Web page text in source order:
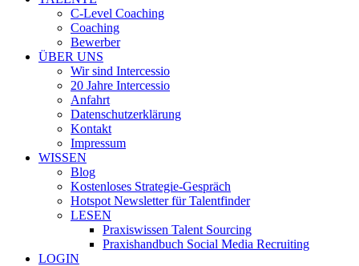
C-Level Coaching
Coaching
Bewerber
ÜBER UNS
Wir sind Intercessio
20 Jahre Intercessio
Anfahrt
Datenschutzerklärung
Kontakt
Impressum
WISSEN
Blog
Kostenloses Strategie-Gespräch
Hotspot Newsletter für Talentfinder
LESEN
Praxiswissen Talent Sourcing
Praxishandbuch Social Media Recruiting
LOGIN